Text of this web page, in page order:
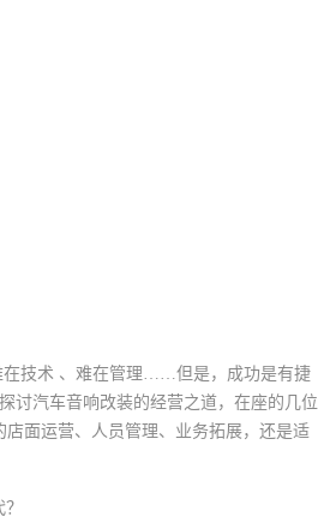
技术 、难在管理……但是，成功是有捷
讨汽车音响改装的经营之道，在座的几位
面运营、人员管理、业务拓展，还是适